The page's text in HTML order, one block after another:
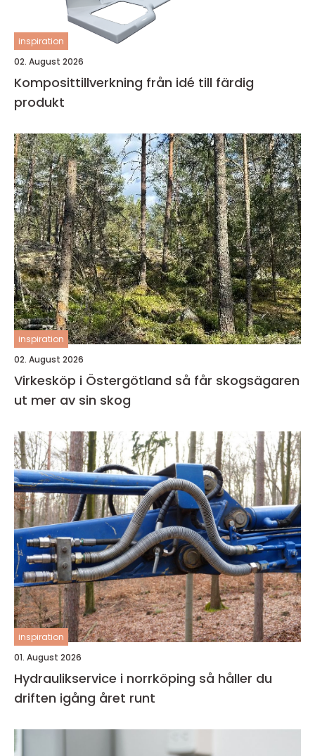
inspiration
02. August 2026
Komposittillverkning från idé till färdig
produkt
inspiration
02. August 2026
Virkesköp i Östergötland så får skogsägaren
ut mer av sin skog
inspiration
01. August 2026
Hydraulikservice i norrköping så håller du
driften igång året runt